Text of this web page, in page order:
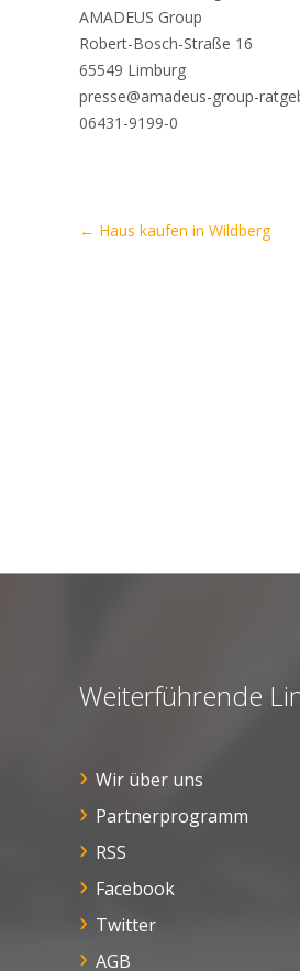
AMADEUS Group
Robert-Bosch-Straße 16
65549 Limburg
presse@amadeus-group-
06431-9199-0
Artikel-
← Haus kaufen in Wildberg
Weiterführende
Wir über uns
Partnerprogramm
RSS
Facebook
Twitter
AGB